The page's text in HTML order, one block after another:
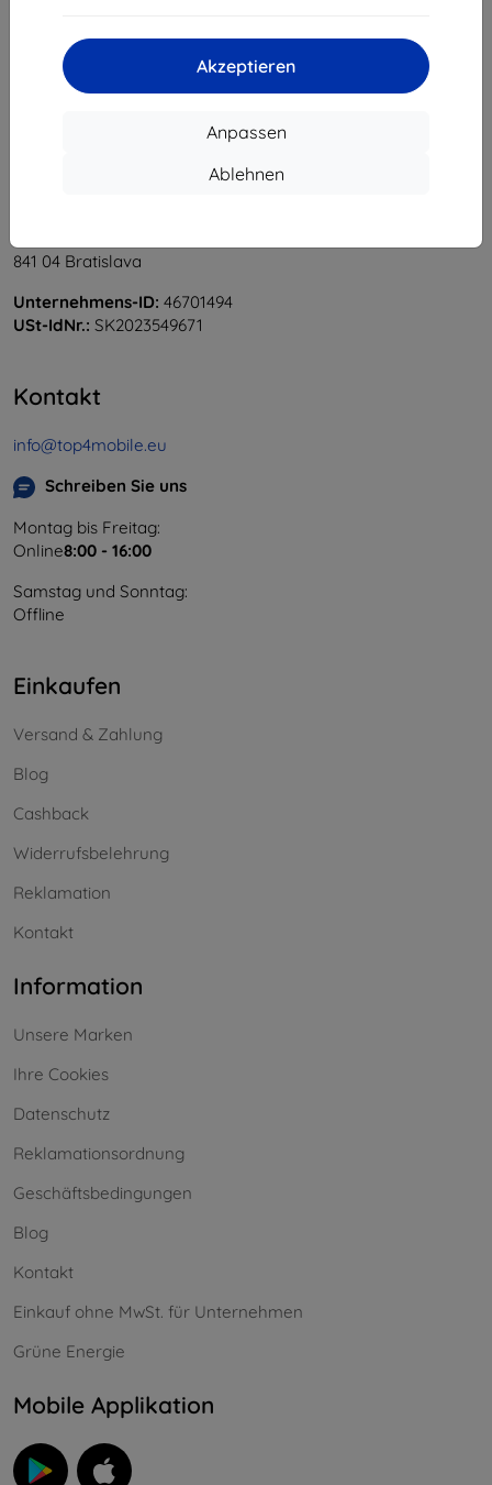
Akzeptieren
Anpassen
Ablehnen
«
841 04 Bratislava
Unternehmens-ID: 46701494
USt-IdNr.: SK2023549671
Kontakt
info@top4mobile.eu
Schreiben Sie uns
Montag bis Freitag:
Online8:00 - 16:00
Samstag und Sonntag:
Offline
Einkaufen
Versand & Zahlung
Blog
Cashback
Widerrufsbelehrung
Reklamation
Kontakt
Information
Unsere Marken
Ihre Cookies
Datenschutz
Reklamationsordnung
Geschäftsbedingungen
Blog
Kontakt
Einkauf ohne MwSt. für Unternehmen
Grüne Energie
Mobile Applikation